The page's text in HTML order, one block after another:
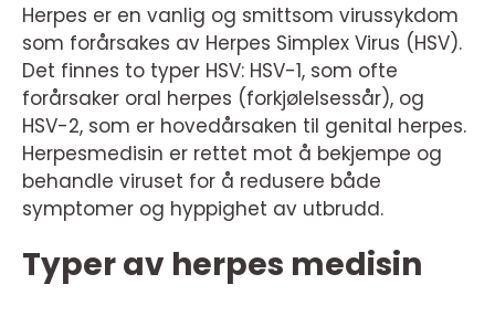
Herpes er en vanlig og smittsom virussykdom
som forårsakes av Herpes Simplex Virus (HSV).
Det finnes to typer HSV: HSV-1, som ofte
forårsaker oral herpes (forkjølelsessår), og
HSV-2, som er hovedårsaken til genital herpes.
Herpesmedisin er rettet mot å bekjempe og
behandle viruset for å redusere både
symptomer og hyppighet av utbrudd.
Typer av herpes medisin